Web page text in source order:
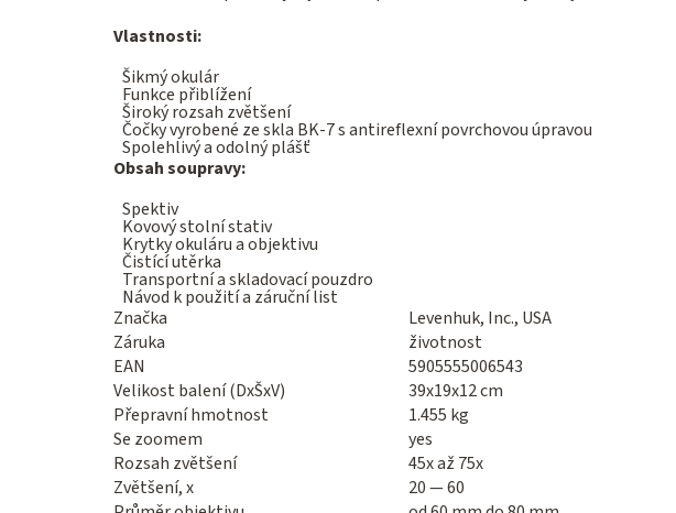
Vlastnosti:
Šikmý okulár
Funkce přiblížení
Široký rozsah zvětšení
Čočky vyrobené ze skla BK-7 s antireflexní povrchovou úpravou
Spolehlivý a odolný plášť
Obsah soupravy:
Spektiv
Kovový stolní stativ
Krytky okuláru a objektivu
Čistící utěrka
Transportní a skladovací pouzdro
Návod k použití a záruční list
Značka
Levenhuk, Inc., USA
Záruka
životnost
EAN
5905555006543
Velikost balení (DxŠxV)
39x19x12 cm
Přepravní hmotnost
1.455 kg
Se zoomem
yes
Rozsah zvětšení
45x až 75x
Zvětšení, x
20 — 60